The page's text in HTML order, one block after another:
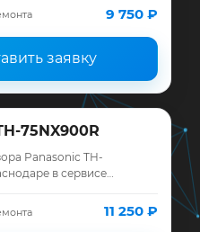
до ремонта, запчасти и
9 750 ₽
заявку
75NX900R
Panasonic TH-
в сервисе
до ремонта, запчасти и
11 250 ₽